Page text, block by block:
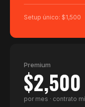
Setup único: $1,500
Premium
$2,500
por mes · contrato